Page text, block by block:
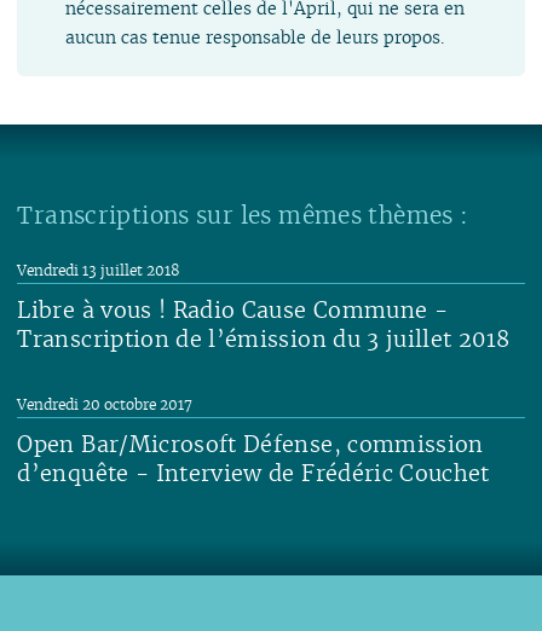
nécessairement celles de l'April, qui ne sera en
aucun cas tenue responsable de leurs propos.
Transcriptions sur les mêmes thèmes :
Libre à vous ! Radio Cause Commune -
Transcription de l’émission du 3 juillet 2018
Vendredi 13 juillet 2018
Open Bar/Microsoft Défense, commission
d’enquête - Interview de Frédéric Couchet
Vendredi 20 octobre 2017